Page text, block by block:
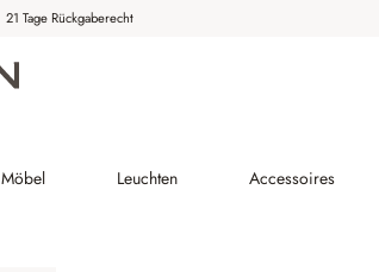
21 Tage Rückgaberecht
Möbel Leuchten Accessoires